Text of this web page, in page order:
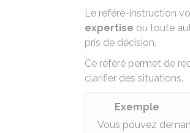
Le référé-instruction
expertise ou toute
pris de décision.
Ce référé permet de
clarifier des situations.
Exemple
Vous pouvez